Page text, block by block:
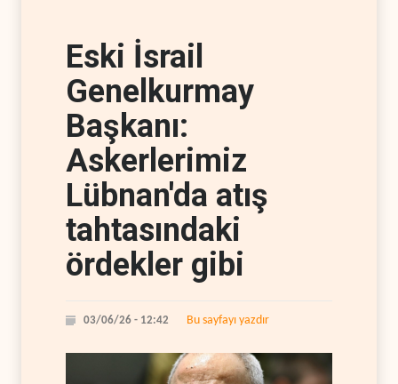
Eski İsrail
Genelkurmay
Başkanı:
Askerlerimiz
Lübnan'da atış
tahtasındaki
ördekler gibi
03/06/26 - 12:42 Bu sayfayı yazdır